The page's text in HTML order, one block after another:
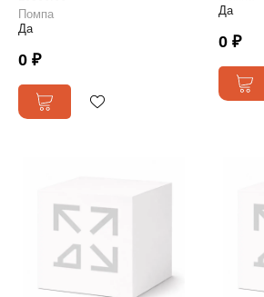
Помпа
Да
0 ₽
Да
0 ₽